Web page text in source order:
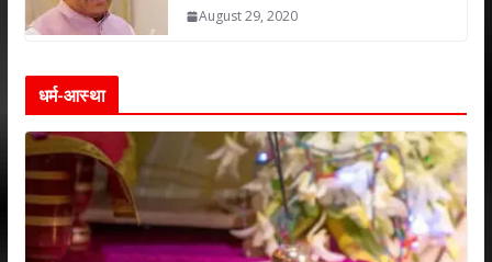
August 29, 2020
धर्म-आस्था